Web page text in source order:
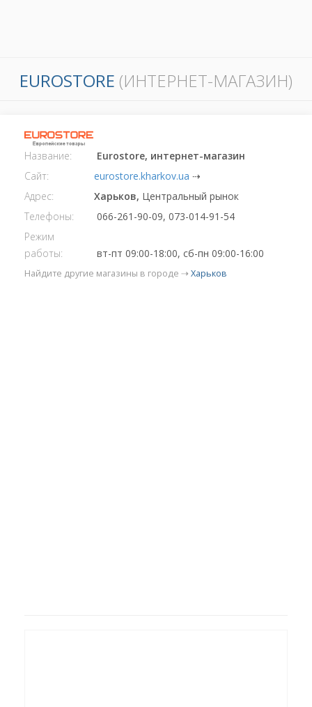
EUROSTORE (ИНТЕРНЕТ-МАГАЗИН)
Название:
Eurostore, интернет-магазин
Сайт:
eurostore.kharkov.ua ⇢
Адрес:
Харьков, Центральный рынок
Телефоны:
066-261-90-09, 073-014-91-54
Режим
работы:
вт-пт 09:00-18:00, сб-пн 09:00-16:00
Найдите другие магазины в городе ⇢ Харьков